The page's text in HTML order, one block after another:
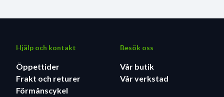
Hjälp och kontakt
Öppettider
Frakt och returer
Förmånscykel
Besök oss
Vår butik
Vår verkstad